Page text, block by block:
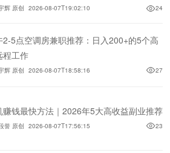
辉 原创 2026-08-07T19:02:10 24
2-5点空调房兼职推荐：日入200+的5个高
程工作
辉 原创 2026-08-07T18:58:16 27
赚钱最快方法｜2026年5大高收益副业推荐
誉 原创 2026-08-07T17:56:15 23